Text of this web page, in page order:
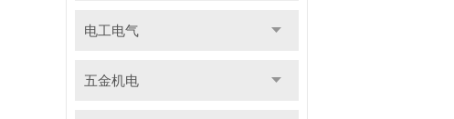
电工电气
五金机电